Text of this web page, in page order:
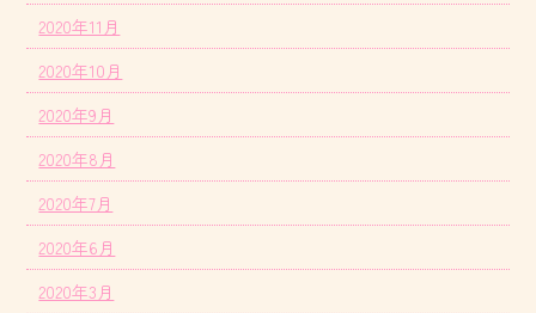
2020年11月
2020年10月
2020年9月
2020年8月
2020年7月
2020年6月
2020年3月